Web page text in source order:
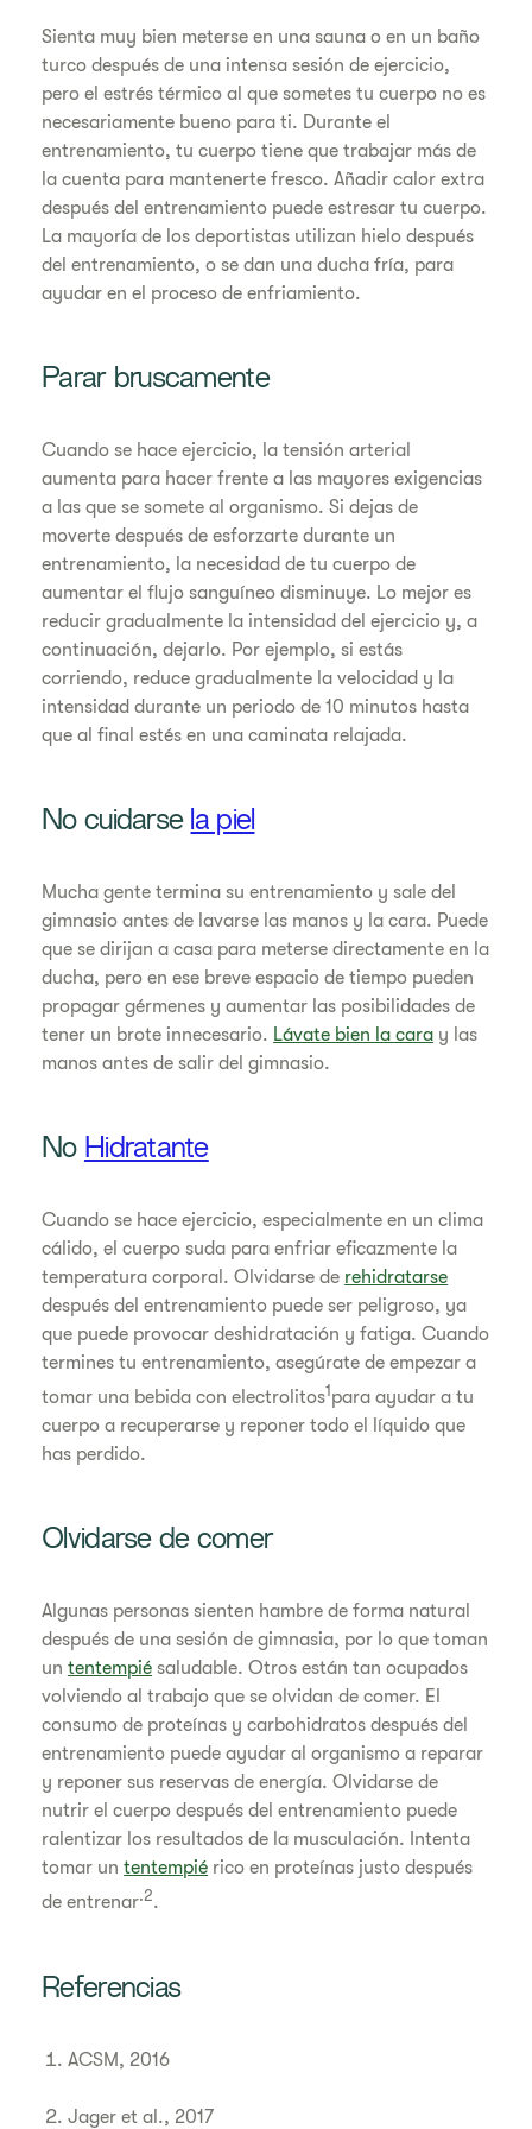
Sienta muy bien meterse en una sauna o en un baño
turco después de una intensa sesión de ejercicio,
pero el estrés térmico al que sometes tu cuerpo no es
necesariamente bueno para ti. Durante el
entrenamiento, tu cuerpo tiene que trabajar más de
la cuenta para mantenerte fresco. Añadir calor extra
después del entrenamiento puede estresar tu cuerpo.
La mayoría de los deportistas utilizan hielo después
del entrenamiento, o se dan una ducha fría, para
ayudar en el proceso de enfriamiento.
Parar bruscamente
Cuando se hace ejercicio, la tensión arterial
aumenta para hacer frente a las mayores exigencias
a las que se somete al organismo. Si dejas de
moverte después de esforzarte durante un
entrenamiento, la necesidad de tu cuerpo de
aumentar el flujo sanguíneo disminuye. Lo mejor es
reducir gradualmente la intensidad del ejercicio y, a
continuación, dejarlo. Por ejemplo, si estás
corriendo, reduce gradualmente la velocidad y la
intensidad durante un periodo de 10 minutos hasta
que al final estés en una caminata relajada.
No cuidarse la piel
Mucha gente termina su entrenamiento y sale del
gimnasio antes de lavarse las manos y la cara. Puede
que se dirijan a casa para meterse directamente en la
ducha, pero en ese breve espacio de tiempo pueden
propagar gérmenes y aumentar las posibilidades de
tener un brote innecesario. Lávate bien la cara y las
manos antes de salir del gimnasio.
No Hidratante
Cuando se hace ejercicio, especialmente en un clima
cálido, el cuerpo suda para enfriar eficazmente la
temperatura corporal. Olvidarse de rehidratarse
después del entrenamiento puede ser peligroso, ya
que puede provocar deshidratación y fatiga. Cuando
termines tu entrenamiento, asegúrate de empezar a
tomar una bebida con electrolitos1 para ayudar a tu
cuerpo a recuperarse y reponer todo el líquido que
has perdido.
Olvidarse de comer
Algunas personas sienten hambre de forma natural
después de una sesión de gimnasia, por lo que toman
untentempié saludable. Otros están tan ocupados
volviendo al trabajo que se olvidan de comer. El
consumo de proteínas y carbohidratos después del
entrenamiento puede ayudar al organismo a reparar
y reponer sus reservas de energía. Olvidarse de
nutrir el cuerpo después del entrenamiento puede
ralentizar los resultados de la musculación. Intenta
tomar untentempié rico en proteínas justo después
de entrenar.2.
Referencias
ACSM, 2016
Jager et al., 2017